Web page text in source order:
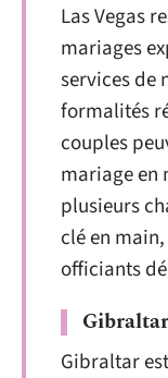
Las Vegas
mariages
services de
formalités
couples
mariage en
plusieurs
clé en
officiants
Gibraltar